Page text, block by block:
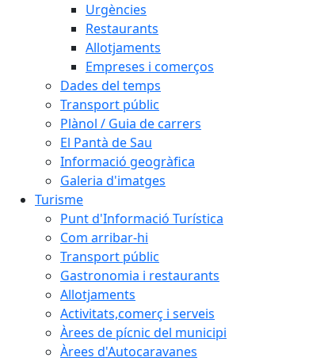
Urgències
Restaurants
Allotjaments
Empreses i comerços
Dades del temps
Transport públic
Plànol / Guia de carrers
El Pantà de Sau
Informació geogràfica
Galeria d'imatges
Turisme
Punt d'Informació Turística
Com arribar-hi
Transport públic
Gastronomia i restaurants
Allotjaments
Activitats,comerç i serveis
Àrees de pícnic del municipi
Àrees d'Autocaravanes